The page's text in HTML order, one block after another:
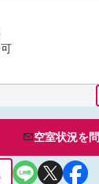
空室状況を